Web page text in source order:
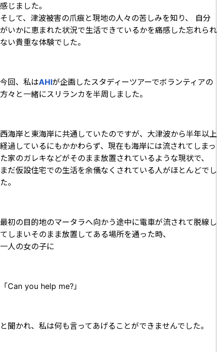
感じました。
そして、津波被害の爪痕と現地の人々の苦しみを知り、 自分
がいかに恵まれた状況で生活できているかを痛感した忘れられ
ない貴重な体験でした。
今回、私はAHIが企画したスタディーツアーでボランティアの
方々と一緒にスリランカを半周しました。
西海岸と東海岸に共通していたのですが、大津波から半年以上
経過しているにもかかわらず、現在も海岸には流されてしまっ
た家のガレキなどがそのまま放置されているような現状で、
まだ仮設住宅での生活を余儀なくされている人がほとんどでし
た。
最初の目的地のマータラへ向かう途中に電車が流されて脱線し
てしまいそのまま放置してある場所を通った時、
一人の女の子に
「Can you help me?」
と聞かれ、私は何も言ってあげることができませんでした。